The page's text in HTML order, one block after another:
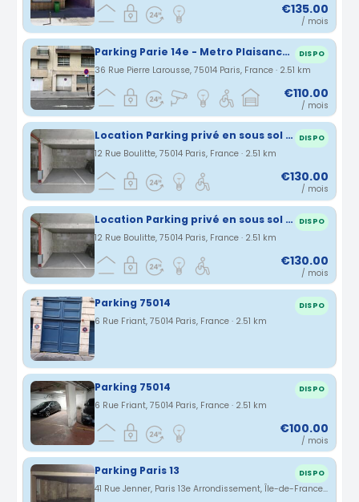
€135.00
/ mois
Parking Parie 14e - Metro Plaisance - Hôpital Saint Joseph DISPO
36 Rue Pierre Larousse, 75014 Paris, France · 2.51 km
€110.00
/ mois
Location Parking privé en sous sol PARIS 14 DISPO
12 Rue Boulitte, 75014 Paris, France · 2.51 km
€130.00
/ mois
Location Parking privé en sous sol PARIS 14 DISPO
12 Rue Boulitte, 75014 Paris, France · 2.51 km
€130.00
/ mois
Parking 75014 DISPO
6 Rue Friant, 75014 Paris, France · 2.51 km
Parking 75014 DISPO
6 Rue Friant, 75014 Paris, France · 2.51 km
€100.00
/ mois
Parking Paris 13 DISPO
41 Rue Jenner, Paris 13e Arrondissement, Île-de-France, France · 2.53 km